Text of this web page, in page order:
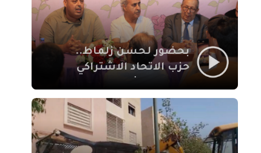
بحضور لحسن زلماط..
حزب الاتحاد الاشتراكي
مقراً بمقاطعة سيدي
يوسف بن علي مراكش